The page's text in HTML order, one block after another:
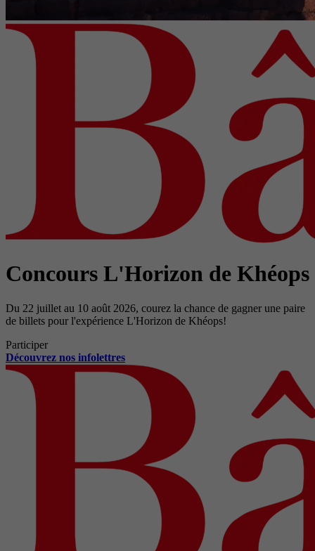
Concours L'Horizon de Khéops
Du 22 juillet au 10 août 2026, courez la chance de gagner une paire
de billets pour l'expérience L'Horizon de Khéops!
Participer
Découvrez nos infolettres